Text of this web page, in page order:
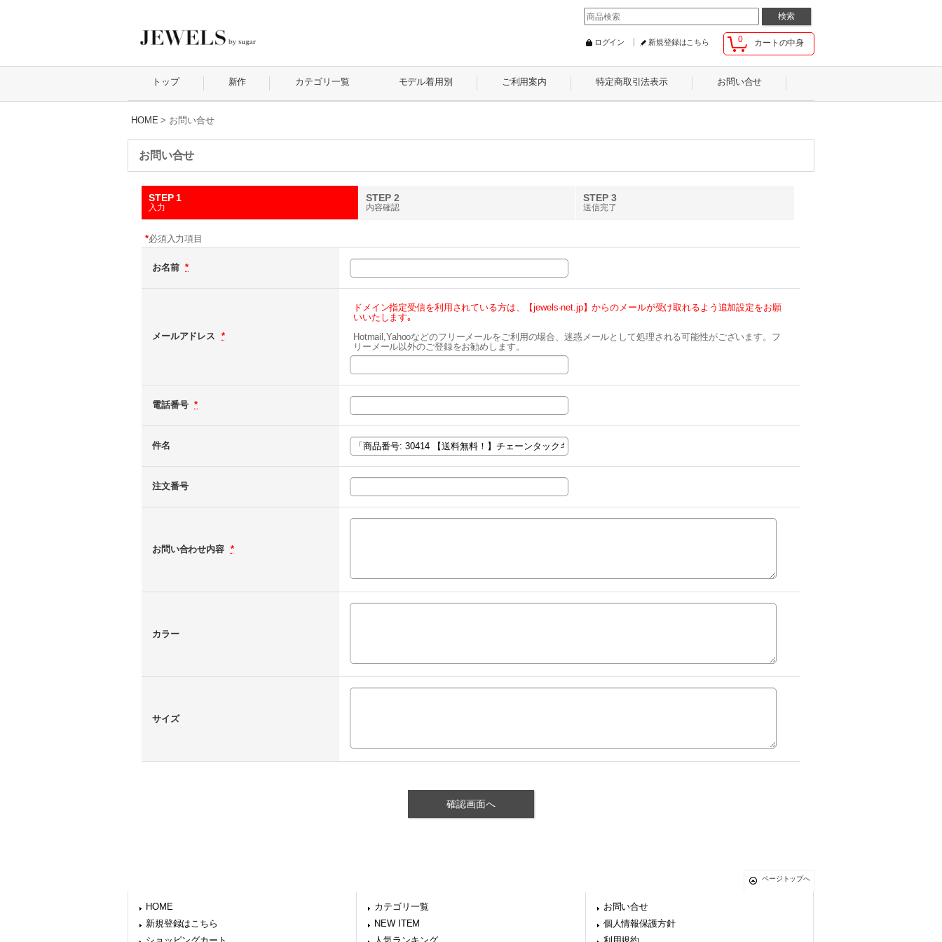
0 カートの中身
ログイン 新規登録はこちら
トップ 新作 カテゴリ一覧 モデル着用別 ご利用案内 特定商取引法表示 お問い合せ
HOME > お問い合せ
お問い合せ
STEP 1
入力
STEP 2
内容確認
STEP 3
送信完了
*必須入力項目
お名前 *
メールアドレス *
ドメイン指定受信を利用されている方は、【jewels-net.jp】からのメールが受け取れるよう追加設定をお願
いいたします｡
Hotmail,Yahooなどのフリーメールをご利用の場合、迷惑メールとして処理される可能性がございます。フ
リーメール以外のご登録をお勧めします。
電話番号 *
件名
注文番号
お問い合わせ内容 *
カラー
サイズ
ページトップへ
HOME
新規登録はこちら
カテゴリ一覧
NEW ITEM
お問い合せ
個人情報保護方針